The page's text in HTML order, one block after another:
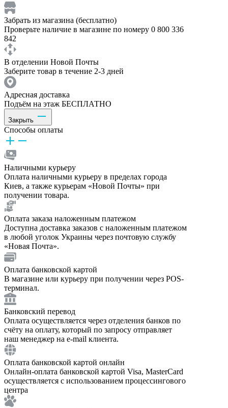
Забрать из магазина (бесплатно)
Проверьте наличие в магазине по номеру 0 800 336
842
В отделении Новой Почты
Заберите товар в течение 2-3 дней
Адресная доставка
Подъём на этаж БЕСПЛАТНО
Закрыть
Способы оплаты
Наличными курьеру
Оплата наличными курьеру в пределах города
Киев, а также курьерам «Новой Почты» при
получении товара.
Оплата заказа наложенным платежом
Доступна доставка заказов с наложенным платежом
в любой уголок Украины через почтовую службу
«Новая Почта».
Оплата банковской картой
В магазине или курьеру при получении через POS-
терминал.
Банковский перевод
Оплата осуществляется через отделения банков по
счёту на оплату, который по запросу отправляет
наш менеджер на e-mail клиента.
Оплата банковской картой онлайн
Онлайн-оплата банковской картой Visa, MasterCard
осуществляется с использованием процессингового
центра